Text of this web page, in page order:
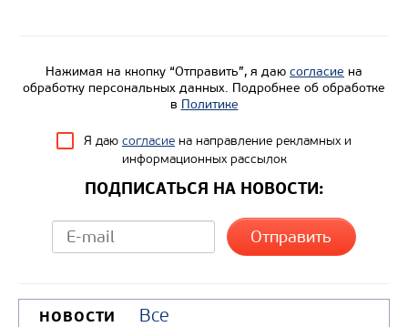
Нажимая на кнопку “Отправить”, я даю согласие на
обработку персональных данных. Подробнее об обработке
в Политике
Я даю согласие на направление рекламных и
информационных рассылок
ПОДПИСАТЬСЯ НА НОВОСТИ:
НОВОСТИ
Все